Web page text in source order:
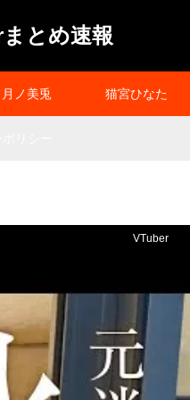
とめ速報
月ノ美兎 猫宮ひなた
VTuber